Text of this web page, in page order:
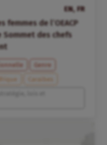
EN, FR
femmes de l’OEACP
Sommet des chefs
Genre
Afrique
Caraïbes